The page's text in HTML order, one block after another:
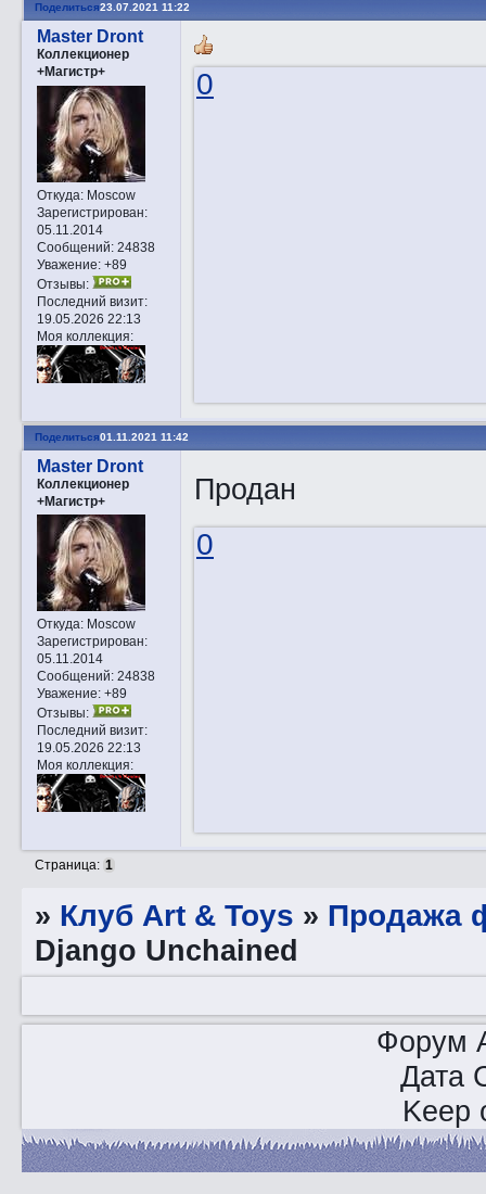
Поделиться23.07.2021 11:22
Master Dront
Коллекционер
+Магистр+
Откуда:Moscow
Зарегистрирован:
05.11.2014
Сообщений:24838
Уважение: +89
Отзывы:
Последний визит:
19.05.2026 22:13
Моя коллекция:
0
Поделиться01.11.2021 11:42
Master Dront
Коллекционер
+Магистр+
Откуда:Moscow
Зарегистрирован:
05.11.2014
Сообщений:24838
Уважение: +89
Отзывы:
Последний визит:
19.05.2026 22:13
Моя коллекция:
Продан
0
Страница: 1
» Клуб Art & Toys » Продажа
Django Unchained
Форум
Дата
Keep